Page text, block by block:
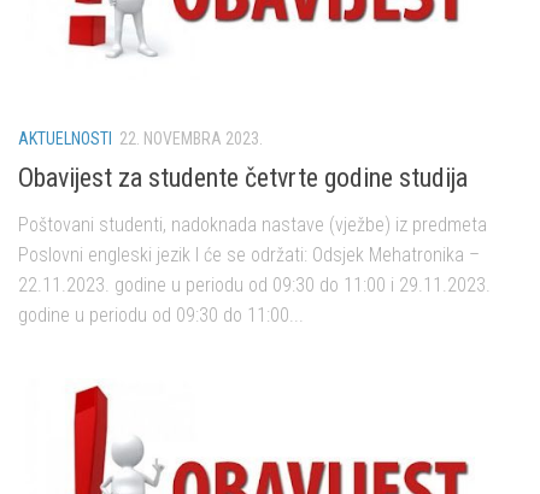
AKTUELNOSTI 22. NOVEMBRA 2023.
Obavijest za studente četvrte godine studija
Poštovani studenti, nadoknada nastave (vježbe) iz predmeta
Poslovni engleski jezik I će se održati: Odsjek Mehatronika –
22.11.2023. godine u periodu od 09:30 do 11:00 i 29.11.2023.
godine u periodu od 09:30 do 11:00...